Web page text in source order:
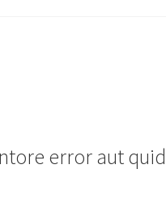
error aut